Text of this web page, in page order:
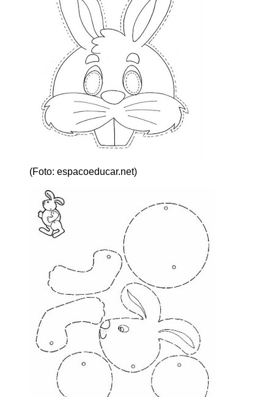
(Foto: espacoeducar.net)